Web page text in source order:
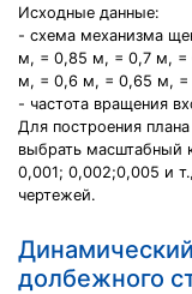
Исходные данные:
- схема механизма
м, = 0,85 м, = 0,7 м,
м, = 0,6 м, = 0,65 м,
- частота вращения
Для построения
выбрать масштабный
0,001; 0,002;0,005 и
чертежей.
долбежного